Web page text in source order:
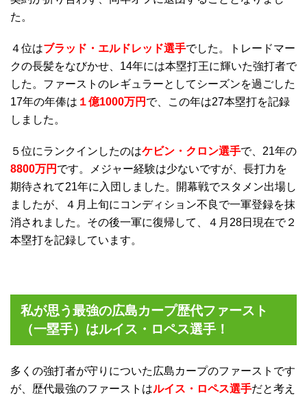
た。
４位はブラッド・エルドレッド選手でした。トレードマー
クの長髪をなびかせ、14年には本塁打王に輝いた強打者で
した。ファーストのレギュラーとしてシーズンを過ごした
17年の年俸は １億1000万円 で、この年は27本塁打を記録
しました。
５位にランクインしたのはケビン・クロン選手で、21年の
8800万円 です。メジャー経験は少ないですが、長打力を
期待されて21年に入団しました。開幕戦でスタメン出場し
ましたが、４月上旬にコンディション不良で一軍登録を抹
消されました。その後一軍に復帰して、４月28日現在で２
本塁打を記録しています。
私が思う最強の広島カープ歴代ファースト
（一塁手）はルイス・ロペス選手！
多くの強打者が守りについた広島カープのファーストです
が、歴代最強のファーストはルイス・ロペス選手だと考え